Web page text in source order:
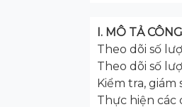
I. MÔ TẢ
Theo dõi số
Theo dõi số
Kiểm tra,
Thực hiện các